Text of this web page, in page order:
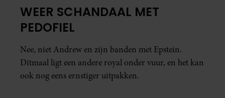
WEER SCHANDAAL MET
PEDOFIEL
Nee, niet Andrew en zijn banden met Epstein.
Ditmaal ligt een andere royal onder vuur, en het kan
ook nog eens ernstiger uitpakken.